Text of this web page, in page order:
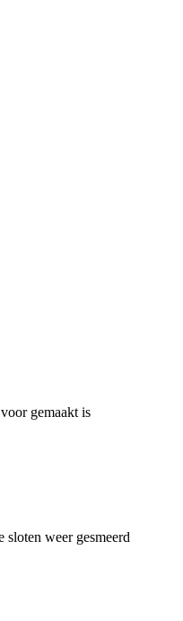
gemaakt is
weer gesmeerd